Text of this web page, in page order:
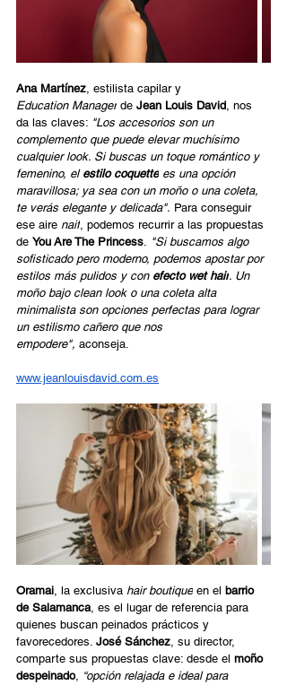
Ana Martínez, estilista capilar y
Education Manager de Jean Louis David, nos
da las claves: "Los accesorios son un
complemento que puede elevar muchísimo
cualquier look. Si buscas un toque romántico y
femenino, el estilo coquette es una opción
maravillosa; ya sea con un moño o una coleta,
te verás elegante y delicada". Para conseguir
ese aire naif, podemos recurrir a las propuestas
de You Are The Princess. "Si buscamos algo
sofisticado pero moderno, podemos apostar por
estilos más pulidos y con efecto wet hair. Un
moño bajo clean look o una coleta alta
minimalista son opciones perfectas para lograr
un estilismo cañero que nos
empodere", aconseja.
www.jeanlouisdavid.com.es
Oramai, la exclusiva hair boutique en el barrio
de Salamanca, es el lugar de referencia para
quienes buscan peinados prácticos y
favorecedores. José Sánchez, su director,
comparte sus propuestas clave: desde el moño
despeinado, “opción relajada e ideal para